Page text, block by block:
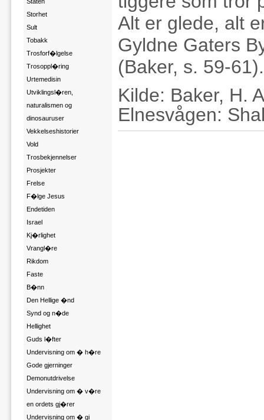
Storhet
Sult
Tobakk
Trosforf�lgelse
Trosoppl�ring
Urtemedisin
Utviklingsl�ren,
naturalismen og
dinosauruser
Vekkelseshistorier
Vold
Trosbekjennelser
Prosjekter
Frelse
F�lge Jesus
Endetiden
Israel
Kj�rlighet
Vrangl�re
Rikdom
Faste
B�nn
Den Hellige �nd
Synd og n�de
Hellighet
Guds l�fter
Undervisning om � h�re
Gode gjerninger
Demonutdrivelse
Undervisning om � v�re
en ordets gj�rer
Undervisning om � gi
Alt er glede, alt
Gyldne Gaters
(Baker, s. 59-
Kilde: Baker, H.
Elnesvågen: